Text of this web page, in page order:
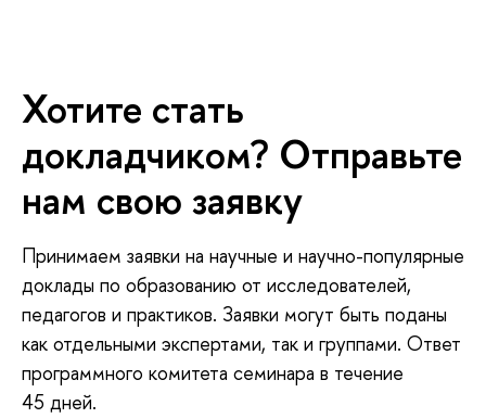
Хотите стать
докладчиком? Отправьте
нам свою заявку
Принимаем заявки на научные и научно-популярные
доклады по образованию от исследователей,
педагогов и практиков. Заявки могут быть поданы
как отдельными экспертами, так и группами. Ответ
программного комитета семинара в течение
45 дней.